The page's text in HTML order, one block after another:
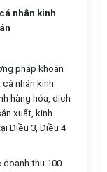
nhân kinh
pháp khoán
cá nhân kinh
hàng hóa, dịch
xuất, kinh
Điều 3, Điều 4
thu 100